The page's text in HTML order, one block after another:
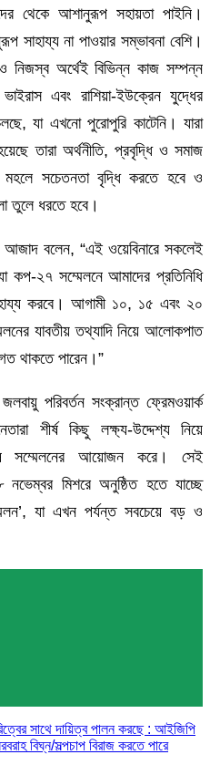
থেকে আশানুরূপ সহায়তা পাইনি।
না পাওয়ার সম্ভাবনা বেশি।
নিজস্ব অর্থেই বিভিন্ন কাজ সম্পন্ন
এবং রাশিয়া-ইউক্রেন যুদ্ধের
যা এখনো পুরোপুরি কাটেনি। যারা
তারা অর্থনীতি, প্রবৃদ্ধি ও সমাজ
মহলে সচেতনতা বৃদ্ধি করতে হবে ও
তুলে ধরতে হবে।
বলেন, “এই ওয়েবিনারে সকলেই
কপ-২৭ সম্মেলনে আমাদের প্রতিনিধি
করবে। আগামী ১০, ১৫ এবং ২০
যাবতীয় তথ্যাদি নিয়ে আলোকপাত
থাকতে পারেন।”
পরিবর্তন সংক্রান্ত ফ্রেমওয়ার্ক
শীর্ষ কিছু লক্ষ্য-উদ্দেশ্য নিয়ে
সম্মেলনের আয়োজন করে। সেই
নভেম্বর মিশরে অনুষ্ঠিত হতে যাচ্ছে
যা এখন পর্যন্ত সবচেয়ে বড় ও
সাথে দায়িত্ব পালন করছে : আইজিপি
বিঘ্ন/সল্পচাপ বিরাজ করতে পারে